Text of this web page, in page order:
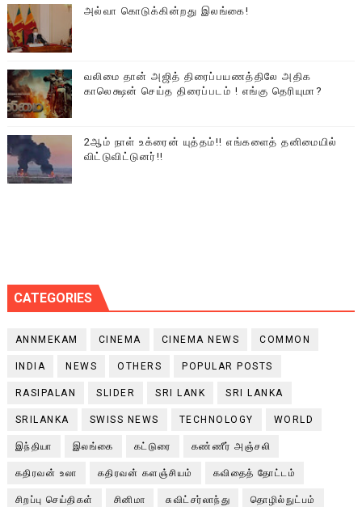
அல்வா கொடுக்கின்றது இலங்கை!
வலிமை தான் அஜித் திரைப்பயணத்திலே அதிக
காலெக்ஷன் செய்த திரைப்படம் ! எங்கு தெரியுமா?
2ஆம் நாள் உக்ரைன் யுத்தம்!! எங்களைத் தனிமையில்
விட்டுவிட்டுனர்!!
CATEGORIES
ANNMEKAM CINEMA CINEMA NEWS COMMON
INDIA NEWS OTHERS POPULAR POSTS
RASIPALAN SLIDER SRI LANK SRI LANKA
SRILANKA SWISS NEWS TECHNOLOGY WORLD
இந்தியா இலங்கை கட்டுரை கண்ணீர் அஞ்சலி
கதிரவன் உலா கதிரவன் களஞ்சியம் கவிதைத் தோட்டம்
சிறப்பு செய்திகள் சினிமா சுவிட்சர்லாந்து தொழில்நுட்பம்